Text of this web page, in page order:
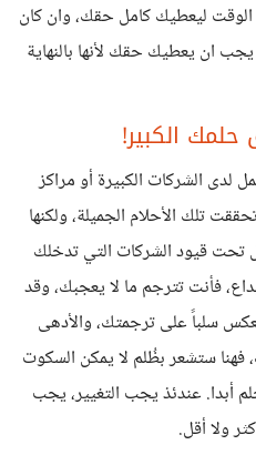
ليعطيك كامل حقك، وان كان
ان يعطيك حقك لأنها بالنهاية
حلمك الكبير!
لدى الشركات الكبيرة أو مراكز
تلك الأحلام الجميلة، ولكنها
تحت قيود الشركات التي تدخلك
فأنت تترجم ما لا يعجبك، وقد
سلباً على ترجمتك، والأدهى
فهنا ستشعر بظُلم لا يمكن السكوت
أبدا. عندئذ يجب التغيير، يجب
ولا أقل.